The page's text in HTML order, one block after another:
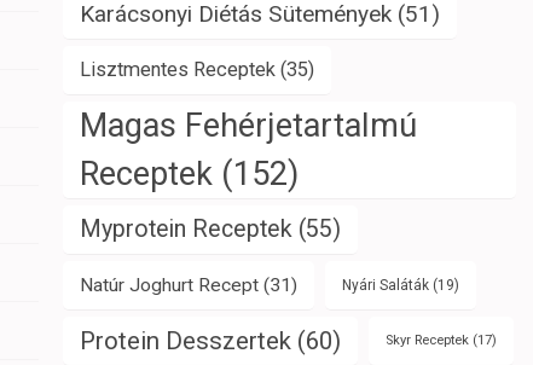
Karácsonyi Diétás Sütemények(51)
Lisztmentes Receptek (35)
Magas Fehérjetartalmú
Receptek(152)
Myprotein Receptek(55)
Natúr Joghurt Recept(31) Nyári Saláták(19)
Protein Desszertek (60) Skyr Receptek(17)